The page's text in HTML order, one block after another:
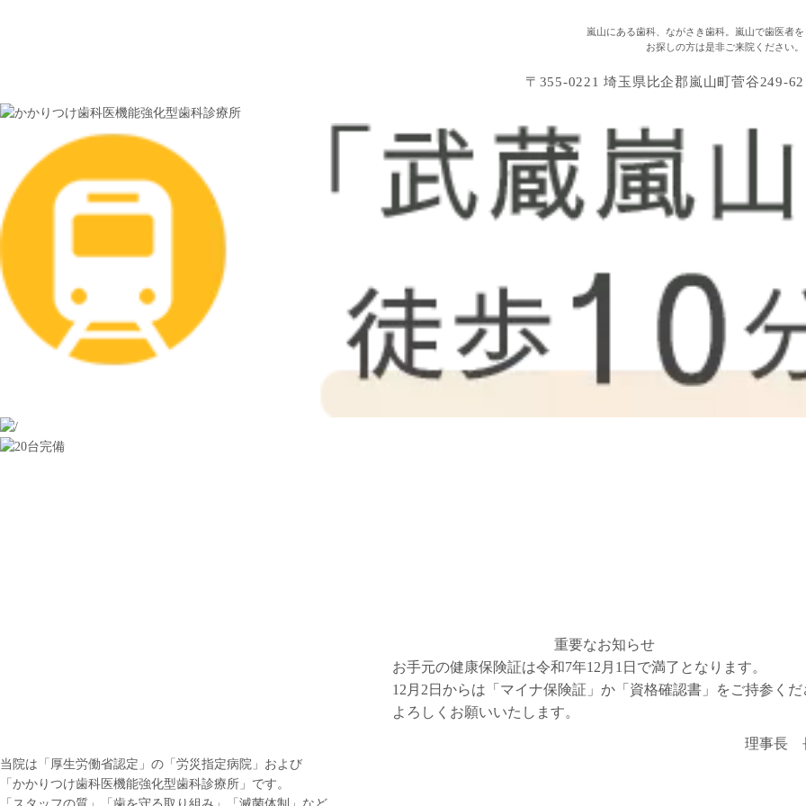
嵐山にある歯科、ながさき歯科。嵐山で歯医者を
お探しの方は是非ご来院ください。
〒355-0221 埼玉県比企郡嵐山町菅谷249-62
重要なお知らせ
お手元の健康保険証は令和7年12月1日で満了となります。
12月2日からは「マイナ保険証」か「資格確認書」をご持参くだ
よろしくお願いいたします。
理事長
当院は「厚生労働省認定」の「労災指定病院」および
「かかりつけ歯科医機能強化型歯科診療所」です。